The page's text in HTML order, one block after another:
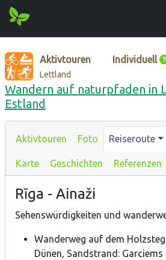
Aktivtouren Individuell
Lettland
Wandern auf naturpfaden in
Estland
Aktivtouren Foto Reiseroute
Karte Geschichten Referenzen
Rīga - Ainaži
Sehenswürdigkeiten und
Wanderweg auf dem
Dünen, Sandstrand: Garciems